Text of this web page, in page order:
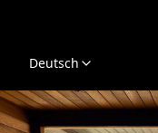
Deutsch